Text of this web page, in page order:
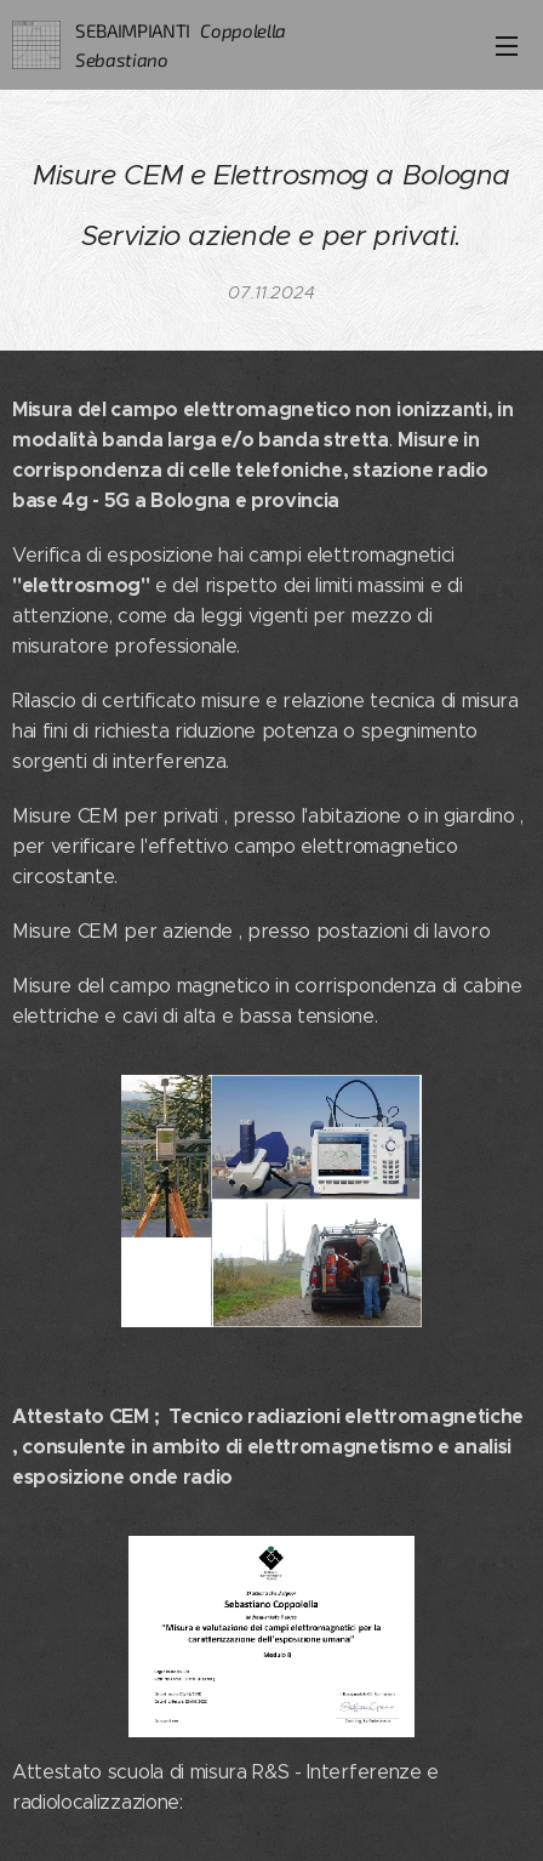
SEBAIMPIANTI Coppolella
Sebastiano
Misure CEM e Elettrosmog a Bologna
Servizio aziende e per privati.
07.11.2024
Misura del campo elettromagnetico non ionizzanti, in
modalità banda larga e/o banda stretta. Misure in
corrispondenza dicelle telefoniche, stazione radio
base 4g - 5G a Bologna e provincia
Verifica di esposizione hai campi elettromagnetici
"elettrosmog" e del rispetto dei limiti massimi e di
attenzione, come da leggi vigenti per mezzo di
misuratore professionale.
Rilascio di certificato misure e relazione tecnica di misura
hai fini di richiesta riduzione potenza o spegnimento
sorgenti di interferenza.
Misure CEM per privati , presso l'abitazione o in giardino ,
per verificare l'effettivo campo elettromagnetico
circostante.
Misure CEM per aziende , presso postazioni di lavoro
Misure del campo magnetico in corrispondenza di cabine
elettriche e cavi di alta e bassa tensione.
Attestato CEM ; Tecnico radiazioni elettromagnetiche
, consulente in ambito di elettromagnetismo e analisi
esposizione onde radio
Attestato scuola di misura R&S - Interferenze e
radiolocalizzazione: